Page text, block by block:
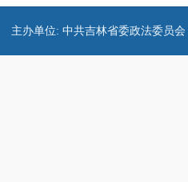
主办单位: 中共吉林省委政法委员会